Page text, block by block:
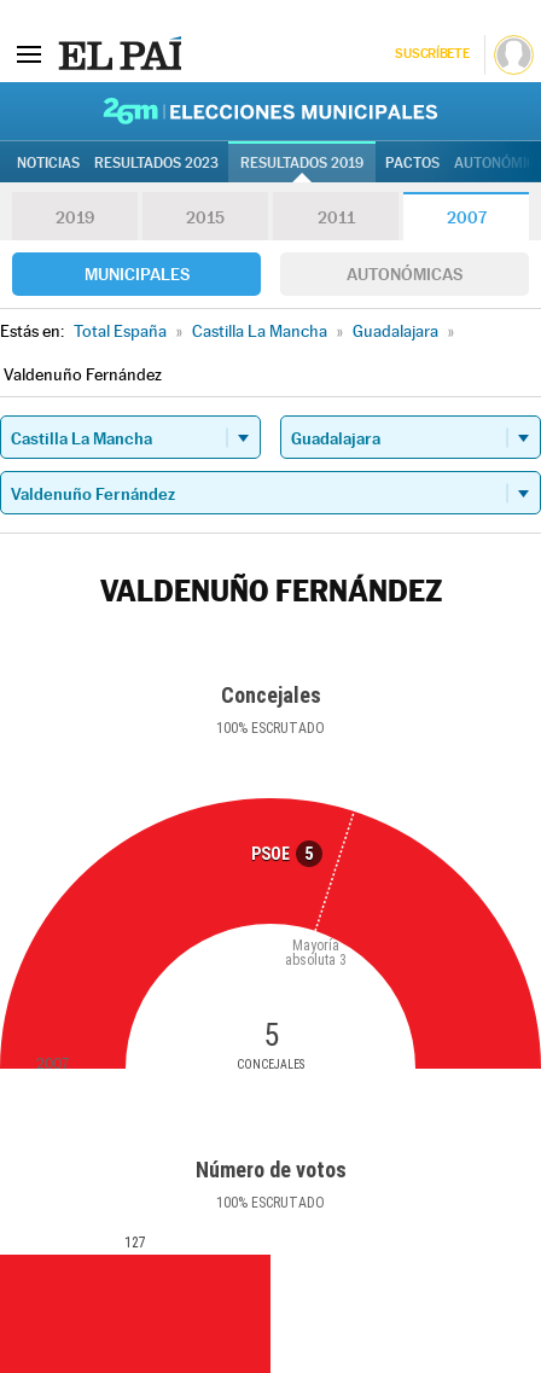
SUSCRÍBETE
NOTICIAS RESULTADOS 2023 RESULTADOS 2019 PACTOS
2019 2015 2011 2007
MUNICIPALES AUTONÓMICAS
Estás en: Total España » Castilla La Mancha » Guadalajara »
Valdenuño Fernández
VALDENUÑO FERNÁNDEZ
Concejales
100% ESCRUTADO
PSOE 5
5
CONCEJALES
Mayoría
absoluta 3
2007
Número de votos
100% ESCRUTADO
127